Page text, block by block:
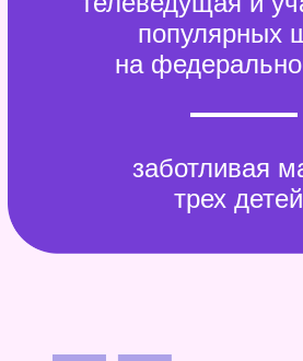
Для себя и своей семьи
я выбираю средства,
которым могу доверять.
WONDER LAB — это про
экологичный состав
и серьезную научную базу.
Наш совместный проект